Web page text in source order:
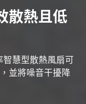
散熱且低
智慧型散熱風扇可
並將噪音干擾降